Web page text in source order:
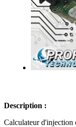
Description :
Calculateur d'injection